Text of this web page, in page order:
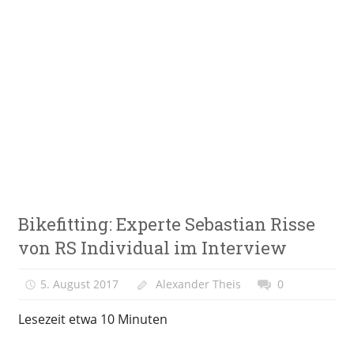
&
Kolumne
Bikefitting: Experte Sebastian Risse
von RS Individual im Interview
5. August 2017 Alexander Theis 0
Lesezeit etwa 10 Minuten